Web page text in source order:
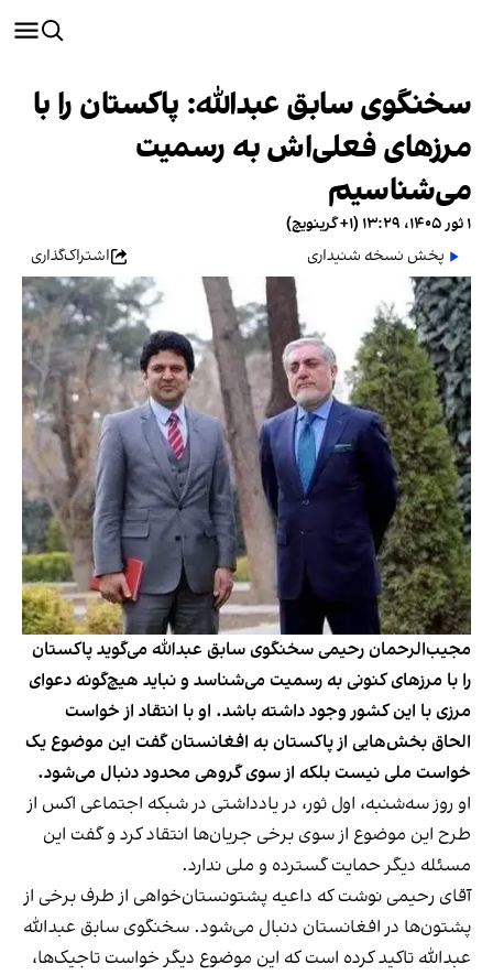
سخنگوی سابق عبدالله: پاکستان را با
مرزهای فعلی‌اش به‌ رسمیت
می‌شناسیم
۱ ثور ۱۴۰۵، ۱۳:۲۹ (‎+۱ گرینویچ)
پخش نسخه شنیداری
اشتراک‌گذاری
مجیب‌الرحمان رحیمی سخنگوی سابق عبدالله می‌گوید پاکستان
را با مرزهای کنونی به رسمیت می‌شناسد و نباید هیچ‌گونه دعوای
مرزی با این کشور وجود داشته باشد. او با انتقاد از خواست
الحاق بخش‌هایی از پاکستان به افغانستان گفت این موضوع یک
خواست ملی نیست بلکه از سوی گروهی محدود دنبال می‌شود.
او روز سه‌شنبه، اول ثور، در یادداشتی در شبکه اجتماعی اکس از
طرح این موضوع از سوی برخی جریان‌ها انتقاد کرد و گفت این
مسئله دیگر حمایت گسترده و ملی ندارد.
آقای رحیمی نوشت که داعیه پشتونستان‌خواهی از طرف برخی از
پشتون‌ها در افغانستان دنبال می‌شود. سخنگوی سابق عبدالله
عبدالله تاکید کرده است که این موضوع دیگر خواست تاجیک‌ها،